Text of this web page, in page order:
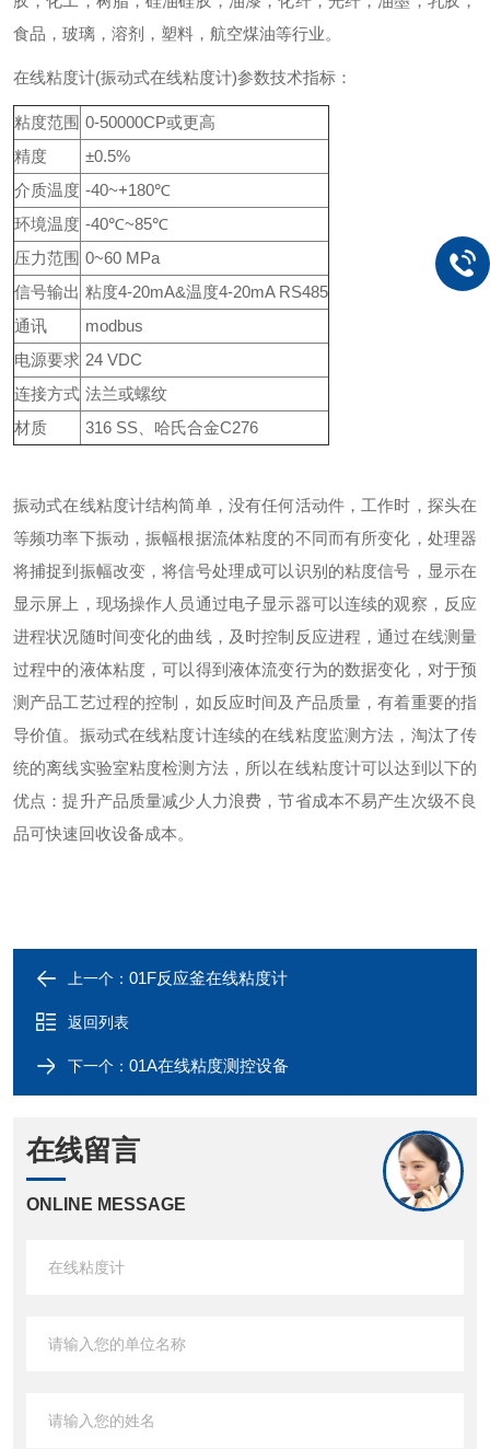
食品，玻璃，溶剂，塑料，航空煤油等行业。
在线粘度计(振动式在线粘度计)参数技术指标：
粘度范围 0-50000CP或更高
精度
±0.5%
介质温度 -40~+180℃
环境温度 -40℃~85℃
压力范围 0~60 MPa
信号输出 粘度4-20mA&温度4-20mA RS485
通讯
modbus
电源要求 24 VDC
连接方式 法兰或螺纹
材质
316 SS、哈氏合金C276
振动式在线粘度计结构简单，没有任何活动件，工作时，探头在
等频功率下振动，振幅根据流体粘度的不同而有所变化，处理器
将捕捉到振幅改变，将信号处理成可以识别的粘度信号，显示在
显示屏上，现场操作人员通过电子显示器可以连续的观察，反应
进程状况随时间变化的曲线，及时控制反应进程，通过在线测量
过程中的液体粘度，可以得到液体流变行为的数据变化，对于预
测产品工艺过程的控制，如反应时间及产品质量，有着重要的指
导价值。振动式在线粘度计连续的在线粘度监测方法，淘汰了传
统的离线实验室粘度检测方法，所以在线粘度计可以达到以下的
优点：提升产品质量减少人力浪费，节省成本不易产生次级不良
品可快速回收设备成本。
上一个： 01F反应釜在线粘度计
返回列表
下一个： 01A在线粘度测控设备
在线留言
ONLINE MESSAGE